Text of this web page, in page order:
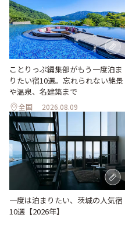
ことりっぷ編集部がもう一度泊ま
りたい宿10選。忘れられない絶景
や温泉、名建築まで
全国 2026.08.09
一度は泊まりたい、茨城の人気宿
10選【2026年】